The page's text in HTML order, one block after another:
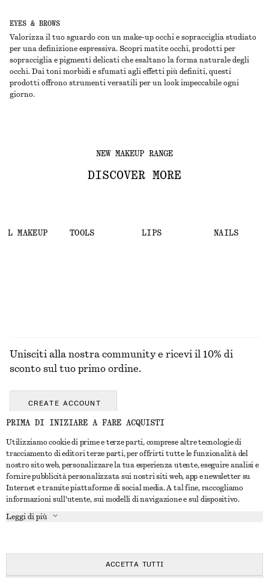
EYES & BROWS
Valorizza il tuo sguardo con un make-up occhi e sopracciglia studiato
per una definizione espressiva. Scopri matite occhi, prodotti per
sopracciglia e pigmenti delicati che esaltano la forma naturale degli
occhi. Dai toni morbidi e sfumati agli effetti più definiti, questi
prodotti offrono strumenti versatili per un look impeccabile ogni
giorno.
NEW MAKEUP RANGE
DISCOVER MORE
MAKEUP TOOLS LIPS NAILS
CONTATTACI
Contattaci
Trova punti vendita
Affiliati
Instagram
Pinterest
SERVIZIO CLIENTI
INFORMAZIONI
In fase di realizzazione
Unisciti alla nostra community e ricevi il 10% di
sconto sul tuo primo ordine.
CREATE ACCOUNT
PRIMA DI INIZIARE A FARE ACQUISTI
Utilizziamo cookie di prime e terze parti, comprese altre tecnologie di
tracciamento di editori terze parti, per offrirti tutte le funzionalità del
nostro sito web, personalizzare la tua esperienza utente, eseguire analisi e
fornire pubblicità personalizzata sui nostri siti web, app e newsletter su
Internet e tramite piattaforme di social media. A tal fine, raccogliamo
informazioni sull'utente, sui modelli di navigazione e sul dispositivo.
Leggi di più
ACCETTA TUTTI